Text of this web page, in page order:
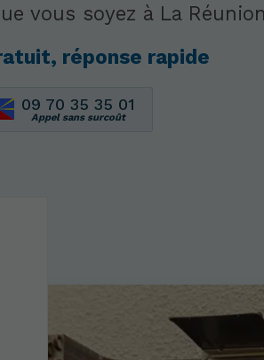
vous soyez à La
réponse rapide
09 70 35 35 01
Appel sans surcoût